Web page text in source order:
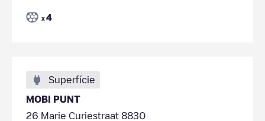
x 4
Superfície
MOBI PUNT
26 Marie Curiestraat 8830